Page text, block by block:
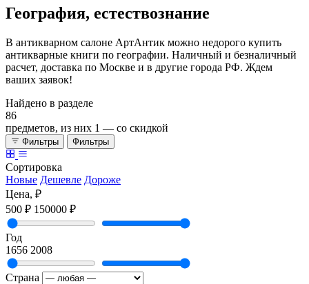
География, естествознание
В антикварном салоне АртАнтик можно недорого купить
антикварные книги по географии. Наличный и безналичный
расчет, доставка по Москве и в другие города РФ. Ждем
ваших заявок!
Найдено в разделе
86
предметов, из них 1 — со скидкой
Фильтры Фильтры
Сортировка
Новые Дешевле Дороже
Цена, ₽
500 ₽ 150000 ₽
Год
1656 2008
Страна